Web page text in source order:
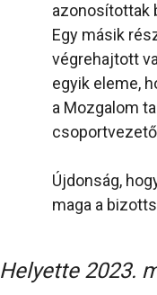
azonosítottak
Egy másik
végrehajtott
egyik eleme,
a Mozgalom
Újdonság,
maga a
Helyette 2023.